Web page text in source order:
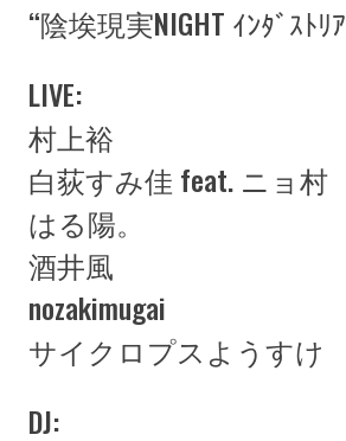
“陰埃現実NIGHT ｲﾝﾀﾞｽﾄﾘ
LIVE:
村上裕
白荻すみ佳 feat. ニョ村
はる陽。
酒井風
nozakimugai
サイクロプスようすけ
DJ: